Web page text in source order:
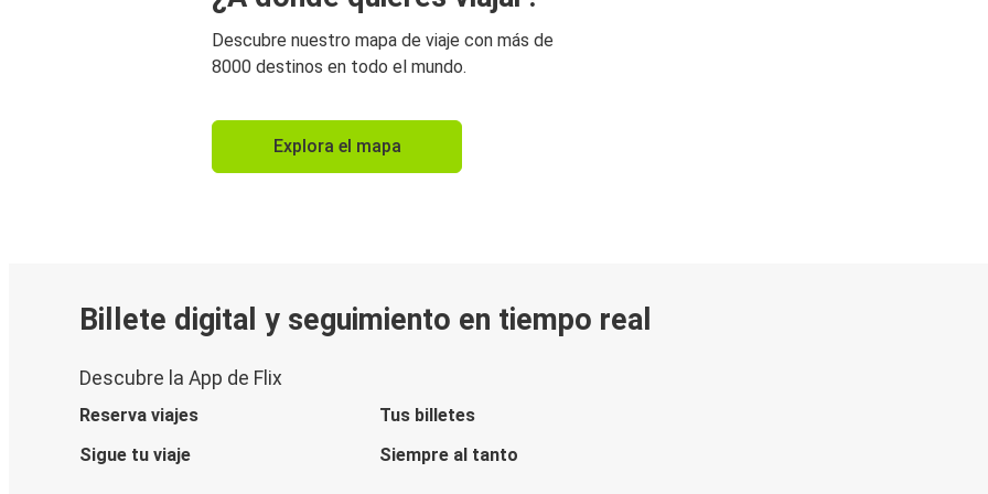
Descubre nuestro mapa de viaje con más de
8000 destinos en todo el mundo.
Explora el mapa
Billete digital y seguimiento en tiempo real
Descubre la App de Flix
Reserva viajes
Tus billetes
Sigue tu viaje
Siempre al tanto